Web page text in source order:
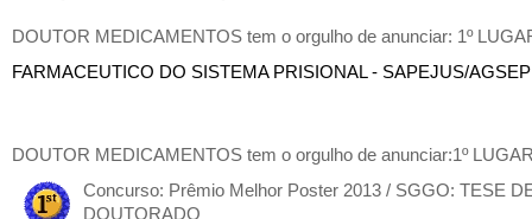
DOUTOR MEDICAMENTOS tem o orgulho de anunciar: 1º
FARMACEUTICO DO SISTEMA PRISIONAL - SAPEJUS/AGSEP
DOUTOR MEDICAMENTOS tem o orgulho de anunciar:1º
Concurso: Prêmio Melhor Poster 2013 / SGGO: TESE
DOUTORADO